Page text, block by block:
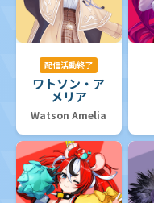
配信活動終了
ワトソン・ア
メリア
Watson Amelia